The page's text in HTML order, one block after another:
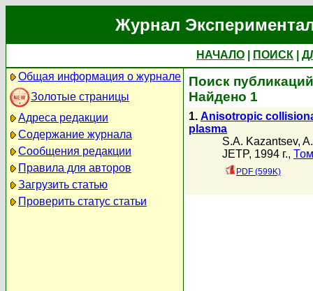
Журнал
НАЧАЛО ПОИСК
Общая информация о журнале
Золотые страницы
Адреса редакции
Содержание журнала
Сообщения редакции
Правила для авторов
Загрузить статью
Проверить статус статьи
Поиск
Найдено 1
1. Anisotropic
plasma
S.A. Kazantsev,
JETP, 1994 г.,
PDF (599K)